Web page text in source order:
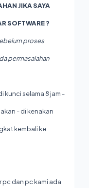
JIKA SAYA
SOFTWARE ?
proses
permasalahan
kunci selama 8 jam -
- di kenakan
kembali ke
pc dan pc kami ada